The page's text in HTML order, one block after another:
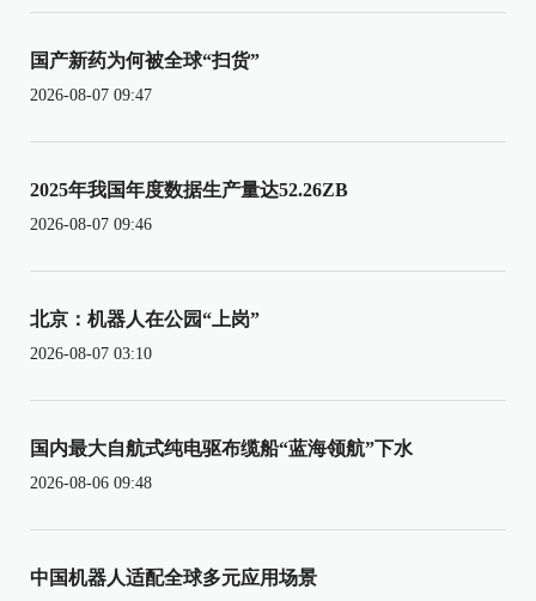
国产新药为何被全球“扫货”
2026-08-07 09:47
2025年我国年度数据生产量达52.26ZB
2026-08-07 09:46
北京：机器人在公园“上岗”
2026-08-07 03:10
国内最大自航式纯电驱布缆船“蓝海领航”下水
2026-08-06 09:48
中国机器人适配全球多元应用场景